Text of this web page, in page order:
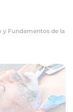
y Fundamentos de la